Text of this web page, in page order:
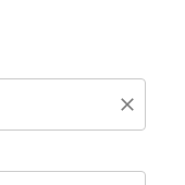
close